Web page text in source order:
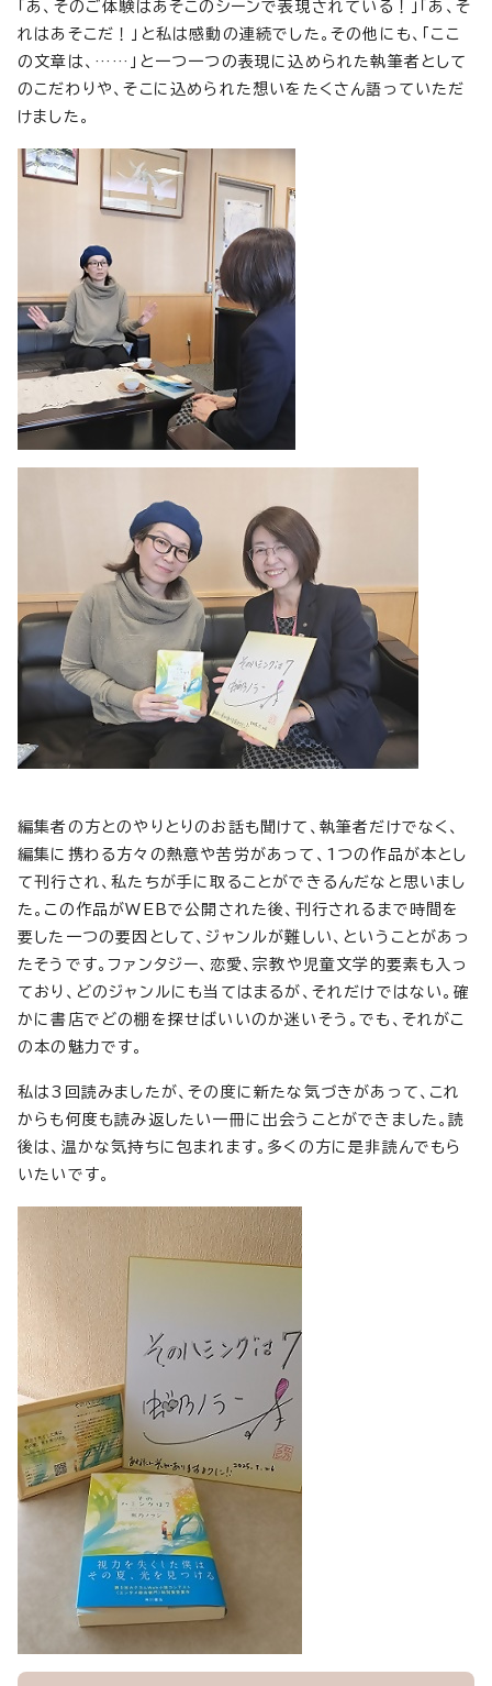
「あ、そのご体験はあそこのシーンで表現されている！」「あ、そ
れはあそこだ！」と私は感動の連続でした。その他にも、「ここ
の文章は、……」と一つ一つの表現に込められた執筆者として
のこだわりや、そこに込められた想いをたくさん語っていただ
けました。
編集者の方とのやりとりのお話も聞けて、執筆者だけでなく、
編集に携わる方々の熱意や苦労があって、1つの作品が本とし
て刊行され、私たちが手に取ることができるんだなと思いまし
た。この作品がWEBで公開された後、刊行されるまで時間を
要した一つの要因として、ジャンルが難しい、ということがあっ
たそうです。ファンタジー、恋愛、宗教や児童文学的要素も入っ
ており、どのジャンルにも当てはまるが、それだけではない。確
かに書店でどの棚を探せばいいのか迷いそう。でも、それがこ
の本の魅力です。
私は3回読みましたが、その度に新たな気づきがあって、これ
からも何度も読み返したい一冊に出会うことができました。読
後は、温かな気持ちに包まれます。多くの方に是非読んでもら
いたいです。